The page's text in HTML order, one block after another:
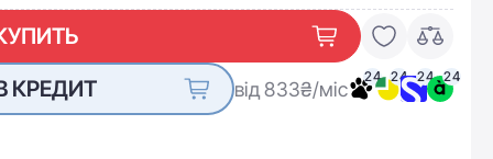
КРЕДИТ
від 833₴/міс
24 24 24 24